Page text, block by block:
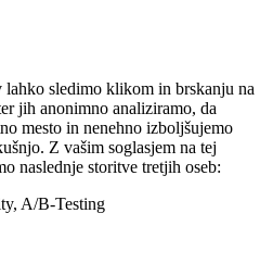
lahko sledimo klikom in brskanju na
jih anonimno analiziramo, da
mesto in nenehno izboljšujemo
Z vašim soglasjem na tej
naslednje storitve tretjih oseb:
A/B-Testing